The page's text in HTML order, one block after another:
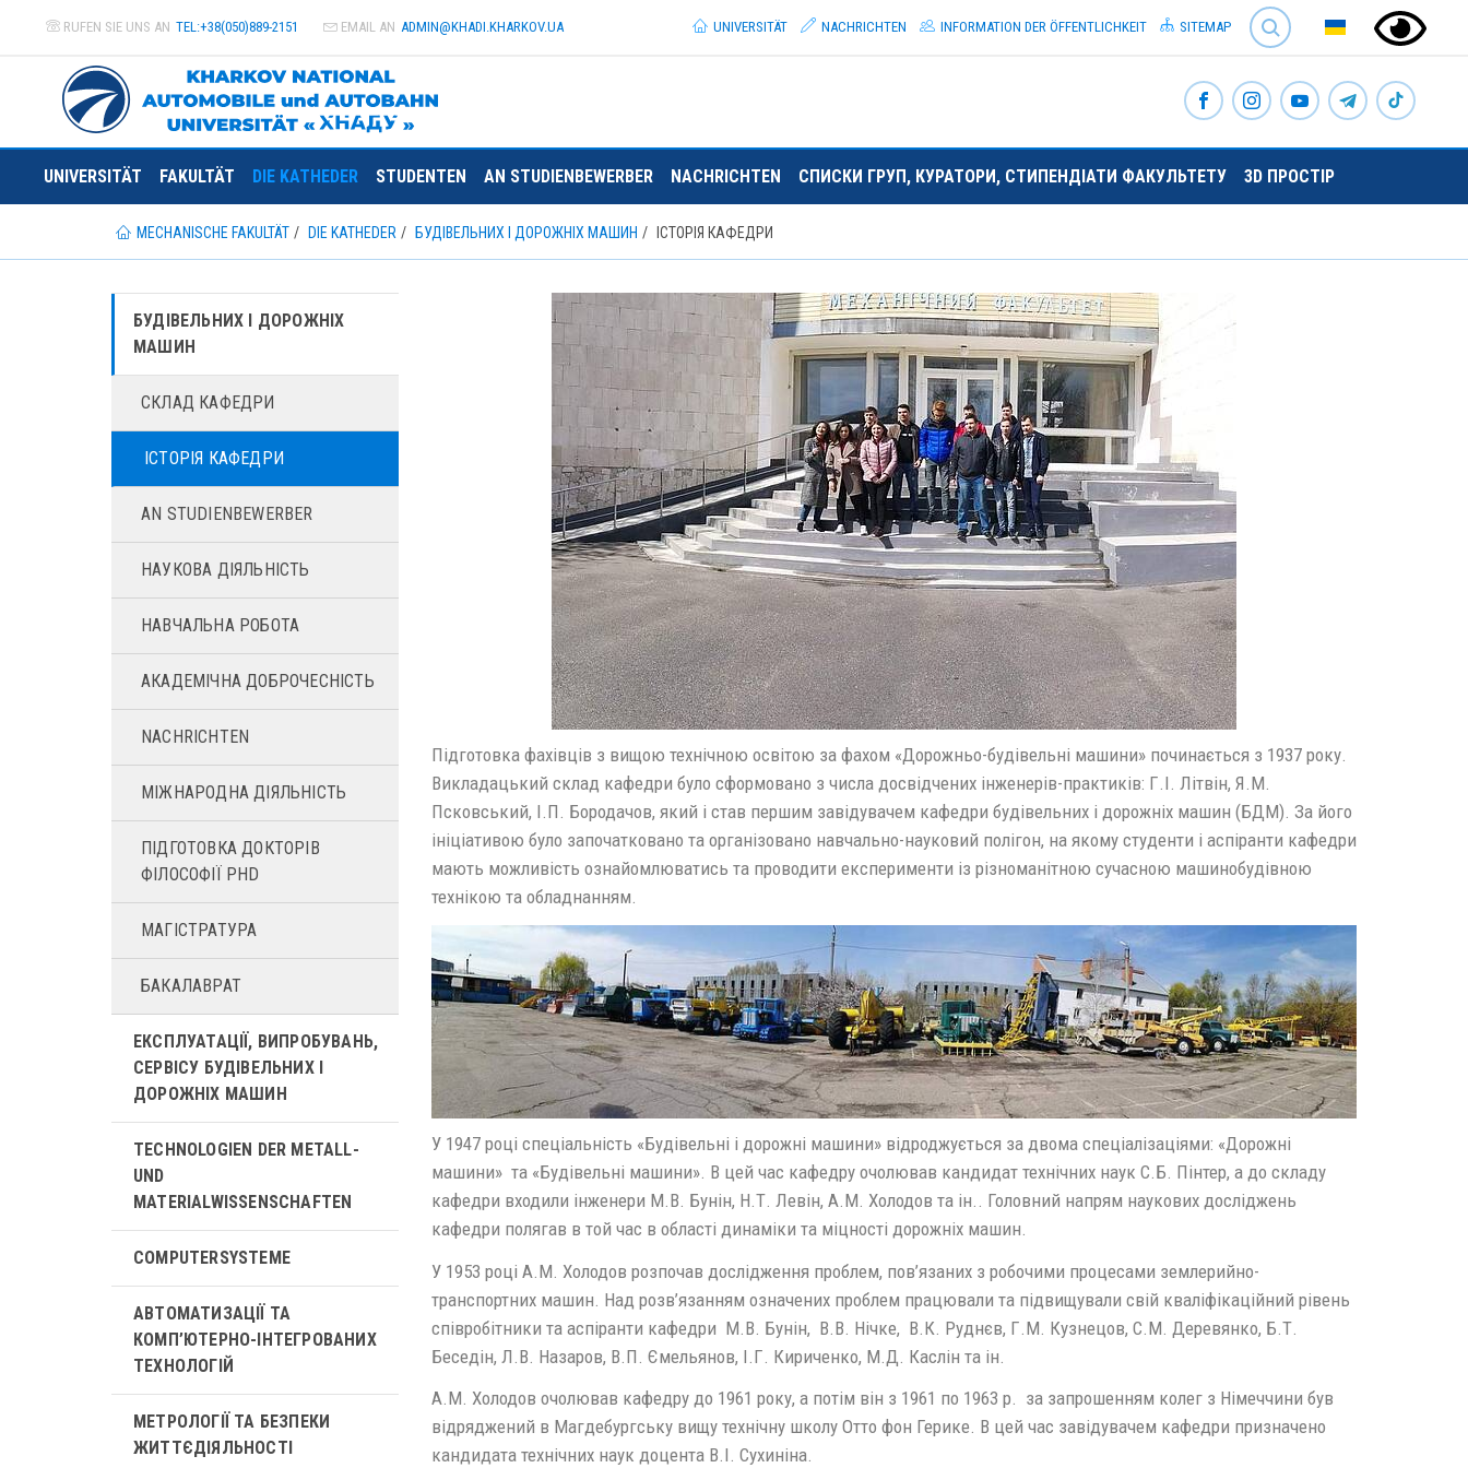
RUFEN SIE UNS AN TEL:+38(050)889-2151 EMAIL AN ADMIN@KHADI.KHARKOV.UA
SEARCH
UNIVERSITÄT
NACHRICHTEN INFORMATION DER ÖFFENTLICHKEIT SITEMAP
UNIVERSITÄT FAKULTÄT DIE KATHEDER STUDENTEN AN STUDIENBEWERBER NACHRICHTEN СПИСКИ ГРУП, КУРАТОРИ, СТИПЕНДІАТИ ФАКУЛЬТЕТУ 3D ПРОСТІР
MECHANISCHE FAKULTÄT DIE KATHEDER БУДІВЕЛЬНИХ І ДОРОЖНІХ МАШИН ІСТОРІЯ КАФЕДРИ
Підготовка фахівців з вищою технічною освітою за фахом «Дорожньо-будівельні машини» починається з 1937 року.
Викладацький склад кафедри було сформовано з числа досвідчених інженерів-практиків: Г.І. Літвін, Я.М.
Псковський, І.П. Бородачов, який і став першим завідувачем кафедри будівельних і дорожніх машин (БДМ). За його
ініціативою було започатковано та організовано навчально-науковий полігон, на якому студенти і аспіранти кафедри
мають можливість ознайомлюватись та проводити експерименти із різноманітною сучасною машинобудівною
технікою та обладнанням.
У 1947 році спеціальність «Будівельні і дорожні машини» відроджується за двома спеціалізаціями: «Дорожні
машини» та «Будівельні машини». В цей час кафедру очолював кандидат технічних наук С.Б. Пінтер, а до складу
кафедри входили інженери М.В. Бунін, Н.Т. Левін, А.М. Холодов та ін.. Головний напрям наукових досліджень
кафедри полягав в той час в області динаміки та міцності дорожніх машин.
У 1953 році А.М. Холодов розпочав дослідження проблем, пов’язаних з робочими процесами землерийно-
транспортних машин. Над розв’язанням означених проблем працювали та підвищували свій кваліфікаційний рівень
співробітники та аспіранти кафедри М.В. Бунін, В.В. Нічке, В.К. Руднєв, Г.М. Кузнецов, С.М. Деревянко, Б.Т.
Беседін, Л.В. Назаров, В.П. Ємельянов, І.Г. Кириченко, М.Д. Каслін та ін.
А.М. Холодов очолював кафедру до 1961 року, а потім він з 1961 по 1963 р. за запрошенням колег з Німеччини був
відряджений в Магдебургську вищу технічну школу Отто фон Герике. В цей час завідувачем кафедри призначено
кандидата технічних наук доцента В.І. Сухиніна.
БУДІВЕЛЬНИХ І ДОРОЖНІХ
МАШИН
СКЛАД КАФЕДРИ
ІСТОРІЯ КАФЕДРИ
AN STUDIENBEWERBER
НАУКОВА ДІЯЛЬНІСТЬ
НАВЧАЛЬНА РОБОТА
АКАДЕМІЧНА ДОБРОЧЕСНІСТЬ
NACHRICHTEN
МІЖНАРОДНА ДІЯЛЬНІСТЬ
ПІДГОТОВКА ДОКТОРІВ
ФІЛОСОФІЇ PHD
МАГІСТРАТУРА
БАКАЛАВРАТ
ЕКСПЛУАТАЦІЇ, ВИПРОБУВАНЬ,
СЕРВІСУ БУДІВЕЛЬНИХ І
ДОРОЖНІХ МАШИН
TECHNOLOGIEN DER METALL-
UND
MATERIALWISSENSCHAFTEN
COMPUTERSYSTEME
АВТОМАТИЗАЦІЇ ТА
КОМП’ЮТЕРНО-ІНТЕГРОВАНИХ
ТЕХНОЛОГІЙ
МЕТРОЛОГІЇ ТА БЕЗПЕКИ
ЖИТТЄДІЯЛЬНОСТІ